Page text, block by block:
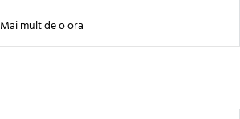
Mai mult de o ora